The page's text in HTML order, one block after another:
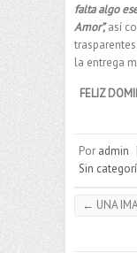
falta algo
Amor”,así
la entrega
FELIZ
Por admin
Sin
← UNA